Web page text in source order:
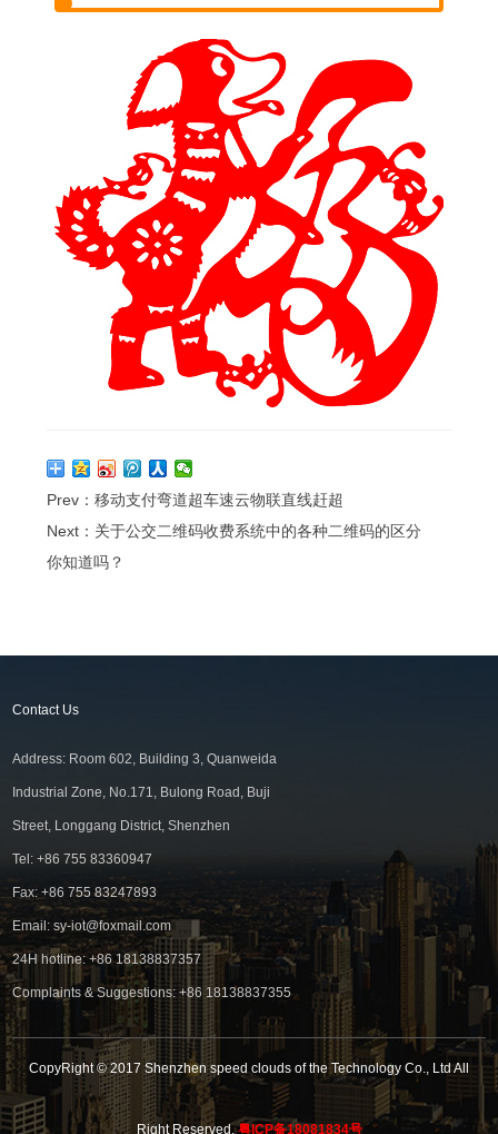
Prev： 移动支付弯道超车速云物联直线赶超
Next： 关于公交二维码收费系统中的各种二维码的区分
你知道吗？
Contact Us
Address: Room 602, Building 3, Quanweida
Industrial Zone, No.171, Bulong Road, Buji
Street, Longgang District, Shenzhen
Tel: +86 755 83360947
Fax: +86 755 83247893
Email: sy-iot@foxmail.com
24H hotline: +86 18138837357
Complaints & Suggestions: +86 18138837355
CopyRight © 2017 Shenzhen speed clouds of the Technology Co., Ltd All
Right Reserved.粤ICP备18081834号